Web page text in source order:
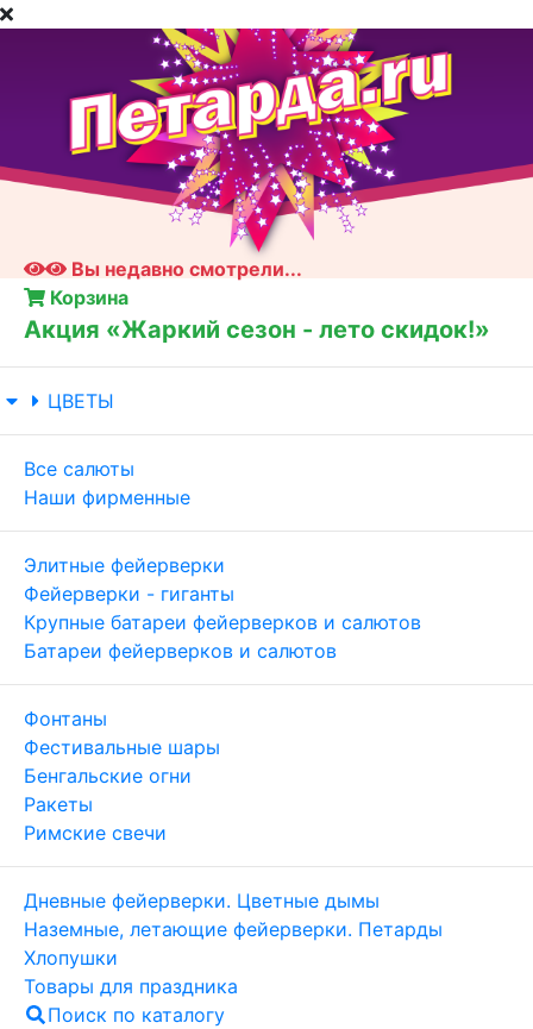
Вы недавно смотрели...
Корзина
Акция «Жаркий сезон - лето скидок!»
ЦВЕТЫ
Все салюты
Наши фирменные
Элитные фейерверки
Фейерверки - гиганты
Крупные батареи фейерверков и салютов
Батареи фейерверков и салютов
Фонтаны
Фестивальные шары
Бенгальские огни
Ракеты
Римские свечи
Дневные фейерверки. Цветные дымы
Наземные, летающие фейерверки. Петарды
Хлопушки
Товары для праздника
Поиск по каталогу